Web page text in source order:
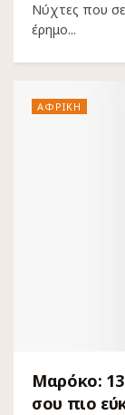
Νύχτες που σε
έρημο...
ΑΦΡΙΚΗ
Μαρόκο:
σου πιο